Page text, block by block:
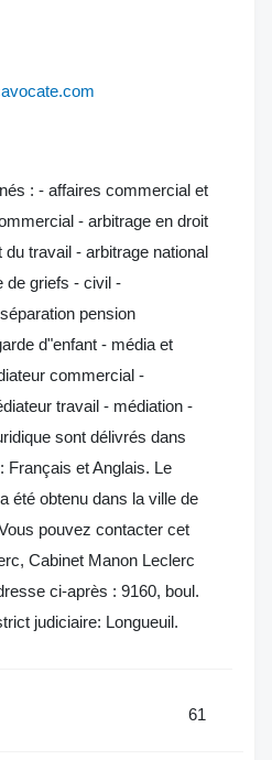
: - affaires commercial et
- arbitrage en droit
travail - arbitrage national
de griefs - civil -
pension
d"enfant - média et
commercial -
travail - médiation -
sont délivrés dans
Français et Anglais. Le
été obtenu dans la ville de
pouvez contacter cet
Cabinet Manon Leclerc
ci-après : 9160, boul.
judiciaire: Longueuil.
61